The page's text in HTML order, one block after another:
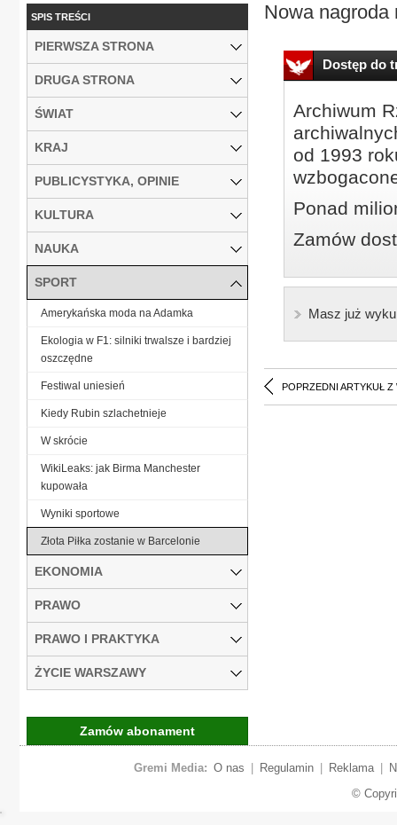
Nowa nagroda
Dostęp do
Archiwum
od 1993
Ponad
Zamów
Masz już
POPRZEDNI ARTYKUŁ Z
SPIS TREŚCI
PIERWSZA STRONA
DRUGA STRONA
ŚWIAT
KRAJ
PUBLICYSTYKA, OPINIE
KULTURA
NAUKA
SPORT
Amerykańska moda na Adamka
Ekologia w F1: silniki trwalsze i bardziej
oszczędne
Festiwal uniesień
Kiedy Rubin szlachetnieje
W skrócie
WikiLeaks: jak Birma Manchester
kupowała
Wyniki sportowe
Złota Piłka zostanie w Barcelonie
EKONOMIA
PRAWO
PRAWO I PRAKTYKA
ŻYCIE WARSZAWY
Zamów abonament
Gremi Media: O nas Regulamin Reklama
©